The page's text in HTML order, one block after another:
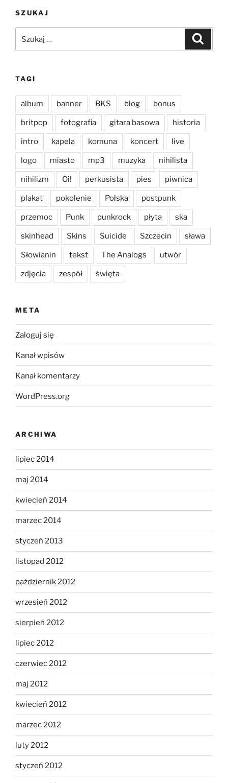
SZUKAJ
TAGI
album banner BKS blog bonus
britpop fotografia gitara basowa historia
intro kapela komuna koncert live
logo miasto mp3 muzyka nihilista
nihilizm Oi! perkusista pies piwnica
plakat pokolenie Polska postpunk
przemoc Punk punkrock płyta ska
skinhead Skins Suicide Szczecin sława
Słowianin tekst The Analogs utwór
zdjęcia zespół święta
META
Zaloguj się
Kanał wpisów
Kanał komentarzy
WordPress.org
ARCHIWA
lipiec 2014
maj 2014
kwiecień 2014
marzec 2014
styczeń 2013
listopad 2012
październik 2012
wrzesień 2012
sierpień 2012
lipiec 2012
czerwiec 2012
maj 2012
kwiecień 2012
marzec 2012
luty 2012
styczeń 2012